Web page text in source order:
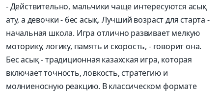
- Действительно, мальчики чаще интересуются асық
ату, а девочки - бес асық. Лучший возраст для старта -
начальная школа. Игра отлично развивает мелкую
моторику, логику, память и скорость, - говорит она.
Бес асық - традиционная казахская игра, которая
включает точность, ловкость, стратегию и
молниеносную реакцию. В классическом формате